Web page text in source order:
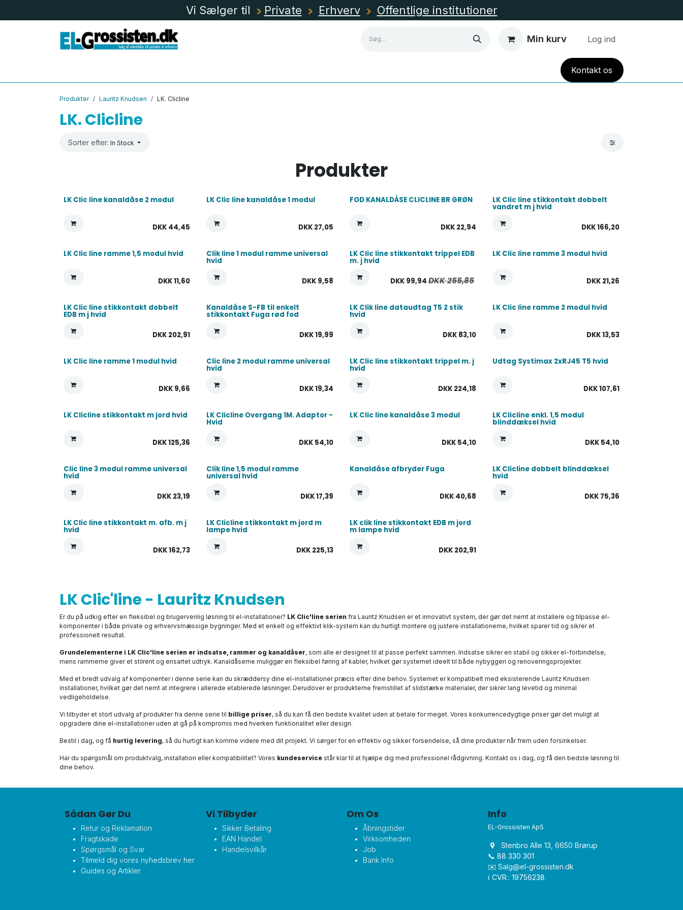
Vi Sælger til Private Erhverv Offentlige institutioner
Min kurv Log ind
HUS OG HAVE TILBUD
Kontaktos
Produkter Lauritz Knudsen LK. Clicline
LK. Clicline
Sorter efter: In Stock
Produkter
LK Clic line kanaldåse 2 modul
DKK 44,45
LK Clic line kanaldåse 1 modul
DKK 27,05
FOD KANALDÅSE CLICLINE BR GRØN
DKK 22,94
LK Clic line stikkontakt dobbelt
vandret m j hvid
DKK166,20
LK Clic line ramme 1,5 modul hvid
DKK11,60
Clik line 1 modul ramme universal
hvid
DKK 9,58
LK Clic line stikkontakt trippel EDB
m. j hvid
DKK 99,94 DKK255,85
LK Clic line ramme 3 modul hvid
DKK 21,26
LK Clic line stikkontakt dobbelt
EDB m j hvid
DKK 202,91
Kanaldåse S-FB til enkelt
stikkontakt Fuga rød fod
DKK19,99
LK Clik line dataudtag T5 2 stik
hvid
DKK 83,10
LK Clic line ramme 2 modul hvid
DKK13,53
LK Clic line ramme 1 modul hvid
DKK 9,66
Clic line 2 modul ramme universal
hvid
DKK19,34
LK Clic line stikkontakt trippel m. j
hvid
DKK 224,18
Udtag Systimax 2xRJ45 T5 hvid
DKK107,61
LK Clicline stikkontakt m jord hvid
DKK125,36
LK Clicline Overgang 1M. Adaptor -
Hvid
DKK 54,10
LK Clic line kanaldåse 3 modul
DKK 54,10
LK Clicline enkl. 1,5 modul
blinddæksel hvid
DKK 54,10
Clic line 3 modul ramme universal
hvid
DKK 23,19
Clik line 1,5 modul ramme
universal hvid
DKK17,39
Kanaldåse afbryder Fuga
DKK 40,68
LK Clicline dobbelt blinddæksel
hvid
DKK 75,36
LK Clic line stikkontakt m. afb. m j
hvid
DKK162,73
LK Clicline stikkontakt m jord m
lampe hvid
DKK 225,13
LK clik line stikkontakt EDB m jord
m lampe hvid
DKK 202,91
LK Clic'line - Lauritz Knudsen
Er du på udkig efter en fleksibel og brugervenlig løsning til el-installationer? LK Clic'line serien fra Lauritz Knudsen er et innovativt system, der gør det nemt at installere og tilpasse el-
komponenter i både private og erhvervsmæssige bygninger. Med et enkelt og effektivt klik-system kan du hurtigt montere og justere installationerne, hvilket sparer tid og sikrer et
professionelt resultat.
Grundelementerne i LK Clic'line serien er indsatse, rammer og kanaldåser, som alle er designet til at passe perfekt sammen. Indsatse sikrer en stabil og sikker el-forbindelse,
mens rammerne giver et stilrent og ensartet udtryk. Kanaldåserne muliggør en fleksibel føring af kabler, hvilket gør systemet ideelt til både nybyggeri og renoveringsprojekter.
Med et bredt udvalg af komponenter i denne serie kan du skræddersy dine el-installationer præcis efter dine behov. Systemet er kompatibelt med eksisterende Lauritz Knudsen
installationer, hvilket gør det nemt at integrere i allerede etablerede løsninger. Derudover er produkterne fremstillet af slidstærke materialer, der sikrer lang levetid og minimal
vedligeholdelse.
Vi tilbyder et stort udvalg af produkter fra denne serie til billige priser, så du kan få den bedste kvalitet uden at betale for meget. Vores konkurrencedygtige priser gør det muligt at
opgradere dine el-installationer uden at gå på kompromis med hverken funktionalitet eller design.
Bestil i dag, og få hurtig levering, så du hurtigt kan komme videre med dit projekt. Vi sørger for en effektiv og sikker forsendelse, så dine produkter når frem uden forsinkelser.
Har du spørgsmål om produktvalg, installation eller kompatibilitet? Vores kundeservice står klar til at hjælpe dig med professionel rådgivning. Kontakt os i dag, og få den bedste løsning til
dine behov.
Sådan Gør Du
Retur og Reklamation
Fragtskade
Spørgsmål og Svar
Tilmeld dig vores nyhedsbrev her
Guides og Artikler
Vi Tilbyder
Sikker Betaling
EAN Handel
Handelsvilkår
Om Os
Åbningstider
Virksomheden
Job
Bank Info
Info
EL-Grossisten ApS
Stenbro Alle 13, 6650 Brørup
📞 88 330 301
✉️ Salg@el-grossisten.dk​
ℹ️ CVR.: 19756238